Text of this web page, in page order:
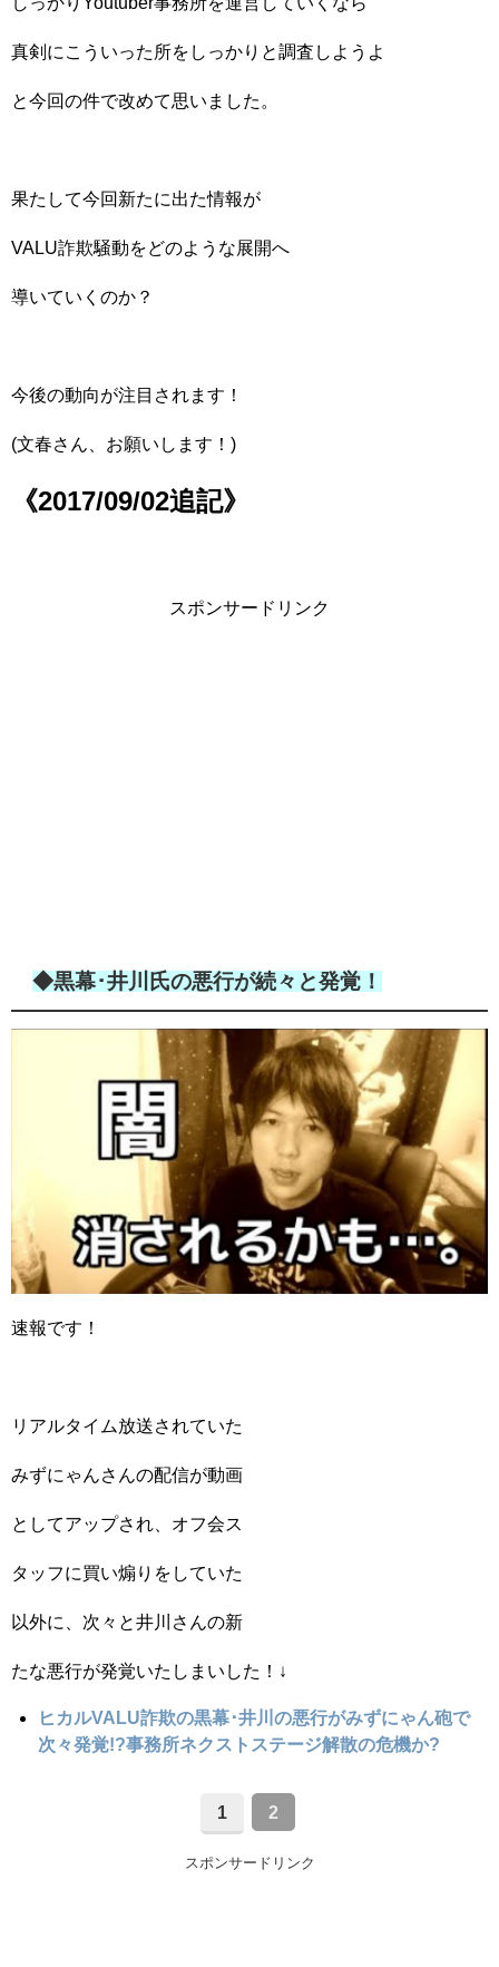
真剣にこういった所をしっかりと調査しようよ
と今回の件で改めて思いました。
果たして今回新たに出た情報が
VALU詐欺騒動をどのような展開へ
導いていくのか？
今後の動向が注目されます！
(文春さん、お願いします！)
《2017/09/02追記》
スポンサードリンク
◆黒幕･井川氏の悪行が続々と発覚！
速報です！
リアルタイム放送されていた
みずにゃんさんの配信が動画
としてアップされ、オフ会ス
タッフに買い煽りをしていた
以外に、次々と井川さんの新
たな悪行が発覚いたしまいした！↓
ヒカルVALU詐欺の黒幕･井川の悪行がみずにゃん砲で
次々発覚!?事務所ネクストステージ解散の危機か?
1 2
スポンサードリンク